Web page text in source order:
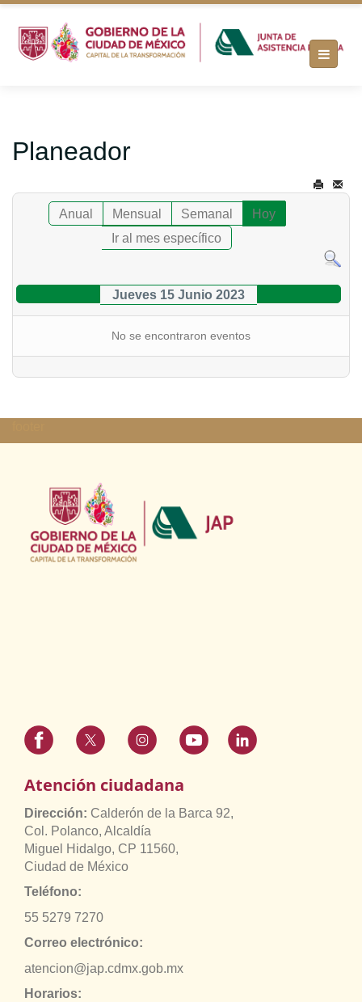
Planeador
Anual Mensual Semanal
Hoy
Ir al mes específico
Jueves 15 Junio 2023
No se encontraron eventos
Atención ciudadana
Dirección: Calderón de la Barca 92,
Col. Polanco, Alcaldía
Miguel Hidalgo, CP 11560,
Ciudad de México
Teléfono:
55 5279 7270
Correo electrónico:
atencion@jap.cdmx.gob.mx
Horarios: